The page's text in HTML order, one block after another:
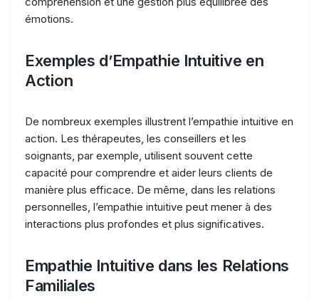
émotions.
Exemples d’Empathie Intuitive en
Action
De nombreux exemples illustrent l’empathie intuitive en
action. Les thérapeutes, les conseillers et les
soignants, par exemple, utilisent souvent cette
capacité pour comprendre et aider leurs clients de
manière plus efficace. De même, dans les relations
personnelles, l’empathie intuitive peut mener à des
interactions plus profondes et plus significatives.
Empathie Intuitive dans les Relations
Familiales